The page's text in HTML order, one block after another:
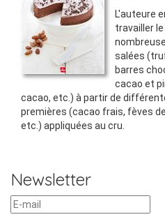
L'auteure
travailler
salées
barres
cacao et
cacao, etc.) à partir de
premières (cacao frais, fèves
etc.) appliquées au cru.
Newsletter